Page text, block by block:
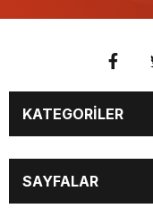
KATEGORİLER
EĞİTİM
GÜNCEL
SİYASET
SAYFALAR